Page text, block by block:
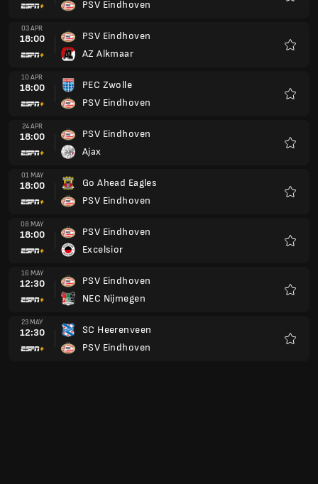
PSV Eindhoven
03 APR
18:00
PSV Eindhoven
AZ Alkmaar
10 APR
18:00
PEC Zwolle
PSV Eindhoven
24 APR
18:00
PSV Eindhoven
Ajax
01 MAY
18:00
Go Ahead Eagles
PSV Eindhoven
08 MAY
18:00
PSV Eindhoven
Excelsior
16 MAY
12:30
PSV Eindhoven
NEC Nijmegen
23 MAY
12:30
SC Heerenveen
PSV Eindhoven